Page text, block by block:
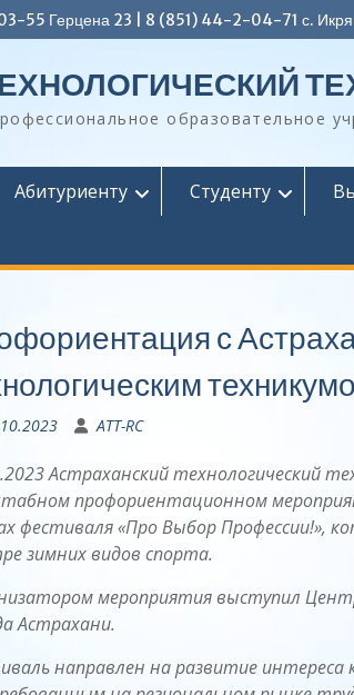
55 Герцена 23 | 8 (851) 44-2-04-71 с.
образовательное
Абитуриенту Студенту
с
ATT-RC
Астраханский технологический
профориентационном
фестиваля «Про Выбор Профессии!»,
зимних видов спорта.
мероприятия выступил
Астрахани.
направлен на развитие интереса